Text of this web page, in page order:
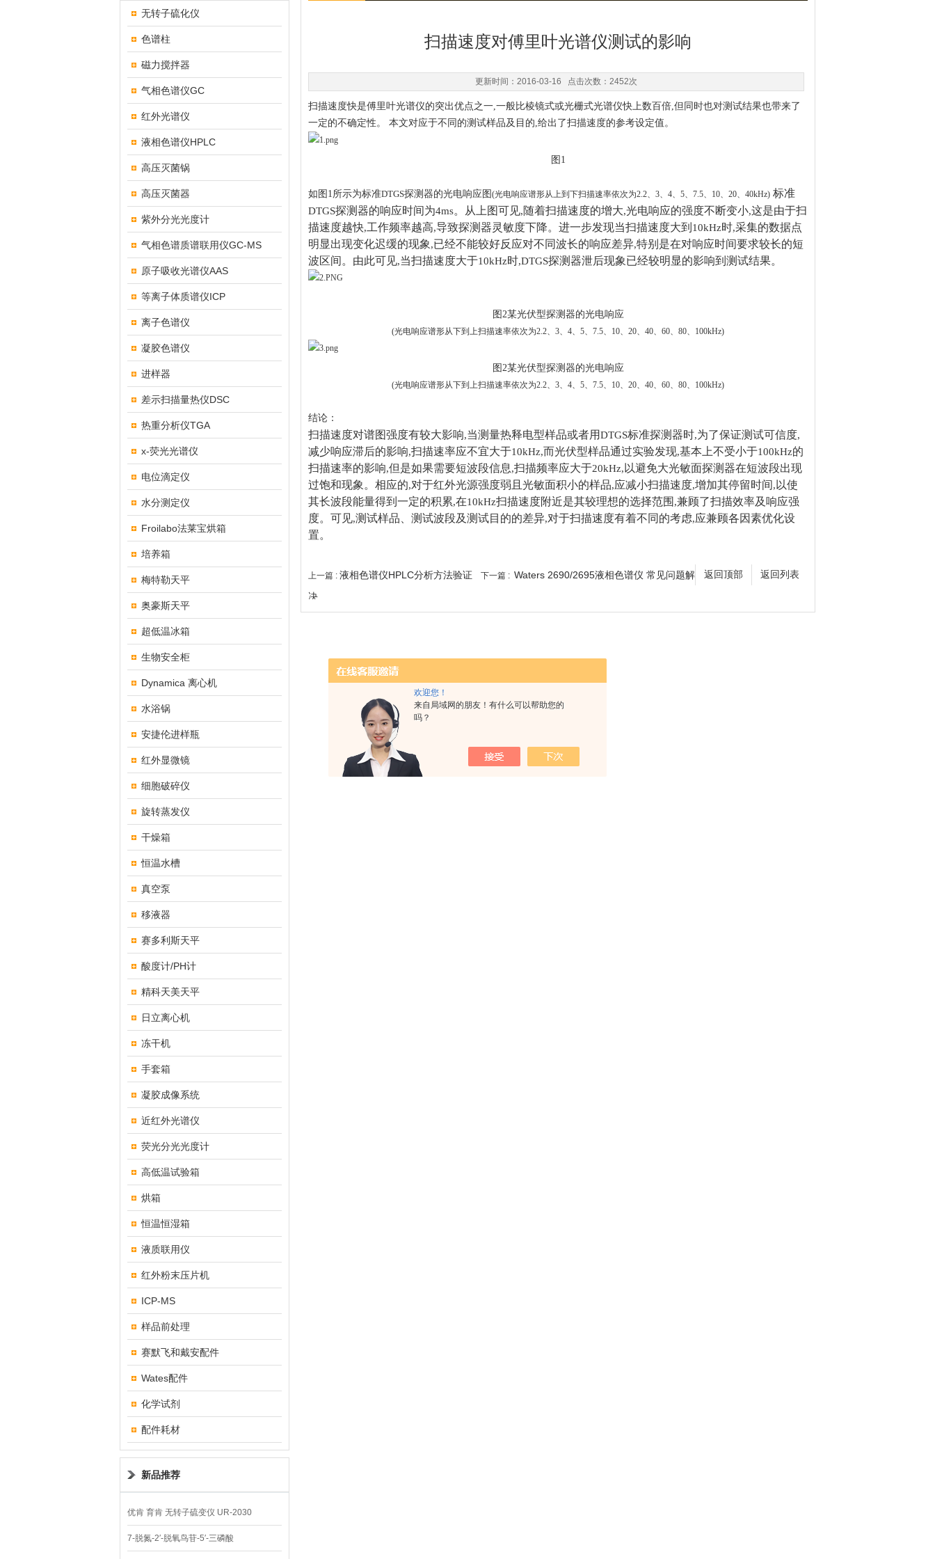
欢迎您！
来自局域网的朋友！有什么可以帮助您的
吗？
无转子硫化仪
色谱柱
磁力搅拌器
气相色谱仪GC
红外光谱仪
液相色谱仪HPLC
高压灭菌锅
高压灭菌器
紫外分光光度计
气相色谱质谱联用仪GC-MS
原子吸收光谱仪AAS
等离子体质谱仪ICP
离子色谱仪
凝胶色谱仪
进样器
差示扫描量热仪DSC
热重分析仪TGA
x-荧光光谱仪
电位滴定仪
水分测定仪
Froilabo法莱宝烘箱
培养箱
梅特勒天平
奥豪斯天平
超低温冰箱
生物安全柜
Dynamica 离心机
水浴锅
安捷伦进样瓶
红外显微镜
细胞破碎仪
旋转蒸发仪
干燥箱
恒温水槽
真空泵
移液器
赛多利斯天平
酸度计/PH计
精科天美天平
日立离心机
冻干机
手套箱
凝胶成像系统
近红外光谱仪
荧光分光光度计
高低温试验箱
烘箱
恒温恒湿箱
液质联用仪
红外粉末压片机
ICP-MS
样品前处理
赛默飞和戴安配件
Wates配件
化学试剂
配件耗材
新品推荐
优肯 育肯 无转子硫变仪 UR-2030
7-脱氮-2′-脱氧鸟苷-5′-三磷酸
扫描速度对傅里叶光谱仪测试的影响
更新时间：2016-03-16 点击次数：2452次
扫描速度快是傅里叶光谱仪的突出优点之一,一般比棱镜式或光栅式光谱仪快上数百倍,但同时也对测试结果也带来了
一定的不确定性。
本文对应于不同的测试样品及目的,给出了扫描速度的参考设定值。
图 1
如图 1所示为标准DTGS探测器的光电响应图 (光电响应谱形从上到下扫描速率依次为2.2、 3、 4、 5、 7.5、 10、 20、 40kHz) 标准
DTGS探测器的响应时间为4ms。从上图可见,随着扫描速度的增大,光电响应的强度不断变小,这是由于扫
描速度越快,工作频率越高,导致探测器灵敏度下降。进一步发现当扫描速度大到 10kHz时,采集的数据点
明显出现变化迟缓的现象,已经不能较好反应对不同波长的响应差异,特别是在对响应时间要求较长的短
波区间。由此可见,当扫描速度大于10kHz时,DTGS探测器泄后现象已经较明显的影响到测试结果。
图 2某光伏型探测器的光电响应
(光电响应谱形从下到上扫描速率依次为2.2、 3、 4、 5、 7.5、 10、 20、 40、 60、 80、 100kHz)
图 2某光伏型探测器的光电响应
(光电响应谱形从下到上扫描速率依次为2.2、 3、 4、 5、 7.5、 10、 20、 40、 60、 80、 100kHz)
结论：
扫描速度对谱图强度有较大影响,当测量热释电型样品或者用DTGS标准探测器时,为了保证测试可信度,
减少响应滞后的影响,扫描速率应不宜大于10kHz,而光伏型样品通过实验发现,基本上不受小于100kHz的
扫描速率的影响,但是如果需要短波段信息,扫描频率应大于20kHz, 以避免大光敏面探测器在短波段出现
过饱和现象。相应的,对于红外光源强度弱且光敏面积小的样品,应减小扫描速度,增加其停留时间, 以使
其长波段能量得到一定的积累,在10kHz扫描速度附近是其较理想的选择范围 ,兼顾了扫描效率及响应强
度。可见,测试样品、测试波段及测试目的的差异,对于扫描速度有着不同的考虑,应兼顾各因素优化设
置。
返回列表
返回顶部
上一篇 : 液相色谱仪HPLC分析方法验证 下一篇 : Waters 2690/2695液相色谱仪 常见问题解
决